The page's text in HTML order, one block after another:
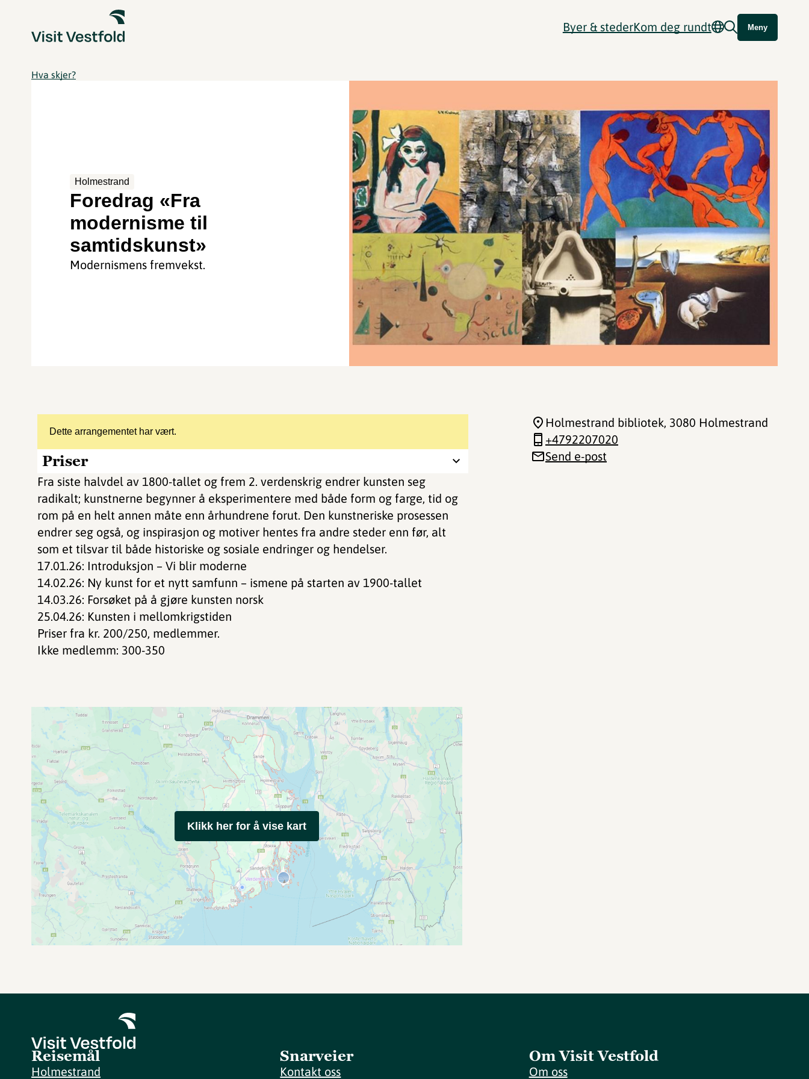
Byer & stederKom deg rundt Meny
Hva skjer?
Holmestrand
Foredrag «Fra
modernisme til
samtidskunst»
Modernismens fremvekst.
Dette arrangementet har vært.
Priser
Fra siste halvdel av 1800-tallet og frem 2. verdenskrig endrer kunsten seg
radikalt; kunstnerne begynner å eksperimentere med både form og farge, tid og
rom på en helt annen måte enn århundrene forut. Den kunstneriske prosessen
endrer seg også, og inspirasjon og motiver hentes fra andre steder enn før, alt
som et tilsvar til både historiske og sosiale endringer og hendelser.
17.01.26: Introduksjon – Vi blir moderne
14.02.26: Ny kunst for et nytt samfunn – ismene på starten av 1900-tallet
14.03.26: Forsøket på å gjøre kunsten norsk
25.04.26: Kunsten i mellomkrigstiden
Priser fra kr. 200/250, medlemmer.
Ikke medlemm: 300-350
Holmestrand bibliotek, 3080 Holmestrand
+4792207020
Send e-post
Klikk her for å vise kart
Reisemål
Holmestrand
Snarveier
Kontakt oss
Om Visit Vestfold
Om oss